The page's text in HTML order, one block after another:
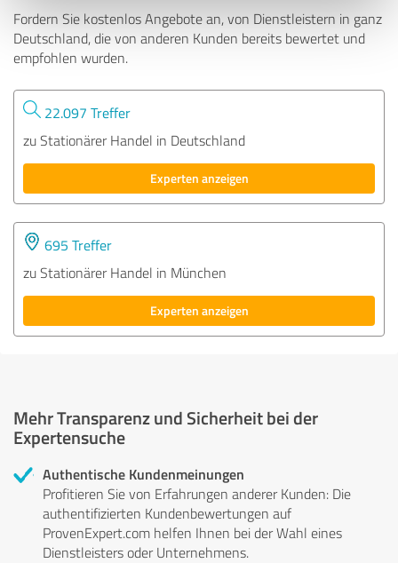
Fordern Sie kostenlos Angebote an, von Dienstleistern in ganz
Deutschland, die von anderen Kunden bereits bewertet und
empfohlen wurden.
22.097 Treffer
zu Stationärer Handel in Deutschland
Experten anzeigen
695 Treffer
zu Stationärer Handel in München
Experten anzeigen
Mehr Transparenz und Sicherheit bei der
Expertensuche
Authentische Kundenmeinungen
Profitieren Sie von Erfahrungen anderer Kunden: Die
authentifizierten Kundenbewertungen auf
ProvenExpert.com helfen Ihnen bei der Wahl eines
Dienstleisters oder Unternehmens.